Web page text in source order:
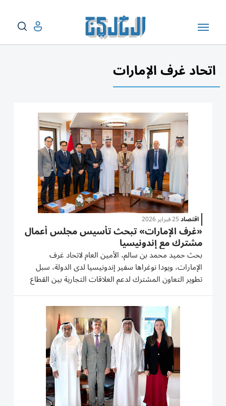
اتحاد غرف الإمارات
اقتصاد25 فبراير 2026
«غرف الإمارات» تبحث تأسيس مجلس أعمال
مشترك مع إندونيسيا
بحث حميد محمد بن سالم، الأمين العام لاتحاد غرف
الإمارات، ويودا نوغراها سفير إندونيسيا لدى الدولة، سبل
تطوير التعاون المشترك لدعم العلاقات التجارية بين القطاع
الخاص الإماراتي والإندونيسي، بما يخدم بيئة الأعمال لدى
الجانبين وذلك من خلال تأسيس مجلس أعمال مشترك
يخدم قطاعات...